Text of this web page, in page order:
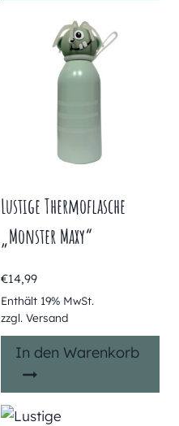
Lustige Thermoflasche
„Monster Maxy“
€14,99
Enthält 19% MwSt.
zzgl. Versand
In den Warenkorb